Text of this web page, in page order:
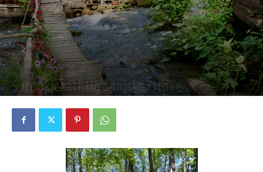
Bosnië & Herzegovina
Sprookjesachtig Janjske Otoke